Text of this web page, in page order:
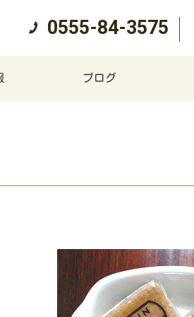
0555-84-3575
ブログ